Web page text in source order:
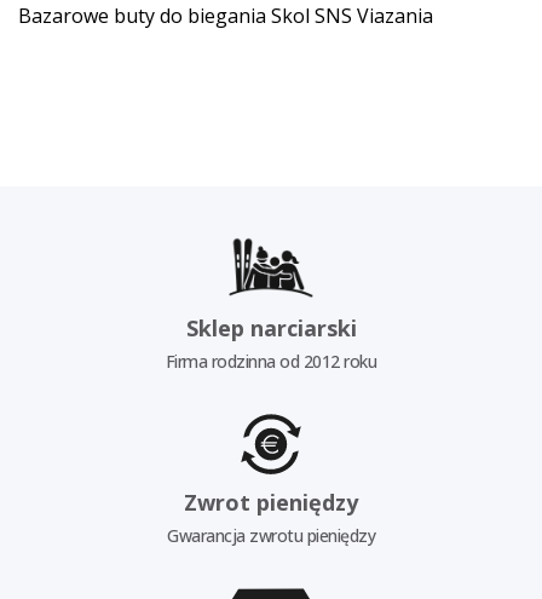
Bazarowe buty do biegania Skol SNS Viazania
Sklep narciarski
Firma rodzinna od 2012 roku
Zwrot pieniędzy
Gwarancja zwrotu pieniędzy